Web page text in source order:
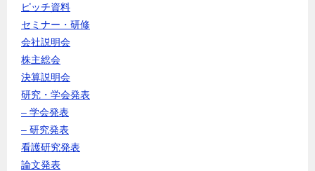
ピッチ資料
セミナー・研修
会社説明会
株主総会
決算説明会
研究・学会発表
– 学会発表
– 研究発表
看護研究発表
論文発表